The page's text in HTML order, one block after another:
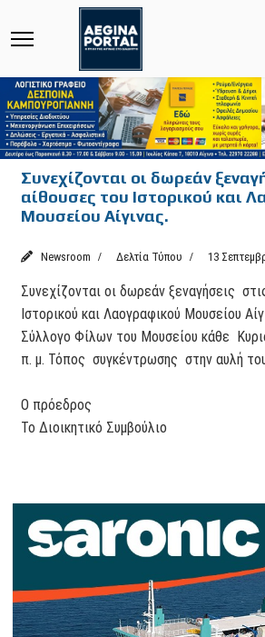
Συνεχίζονται οι δωρεάν
αίθουσες του Ιστορικού και
Μουσείου Αίγινας.
Newsroom Δελτία Τύπου 13
Συνεχίζονται οι δωρεάν ξεναγήσεις
Ιστορικού και Λαογραφικού Μουσείου
Σύλλογο Φίλων του Μουσείου κάθε
π. μ. Τόπος συγκέντρωσης στην αυλή
Ο πρόεδρος
Το Διοικητικό Συμβούλιο